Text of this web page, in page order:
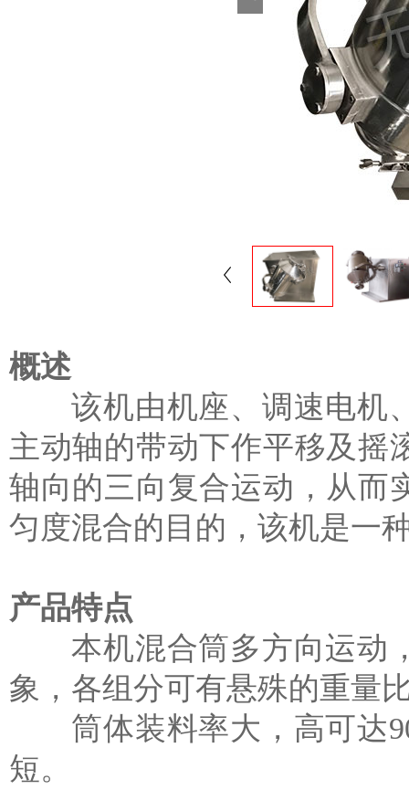
概述
该机由机座、调速电机、
主动轴的带动下作平移及摇
轴向的三向复合运动，从而
匀度混合的目的，该机是一
产品特点
本机混合筒多方向运动，
象，各组分可有悬殊的重量
筒体装料率大，高可达90
短。